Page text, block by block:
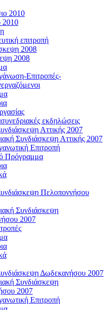
2010
2010
επιτροπή
2008
2008
Επιτροπές-
εκδηλώσεις
Αττικής 2007
Συνδιάσκεψη Αττικής 2007
Επιτροπή
Πρόγραμμα
Πελοποννήσου
Συνδιάσκεψη
2007
Δωδεκανήσου 2007
Συνδιάσκεψη
2007
Επιτροπή